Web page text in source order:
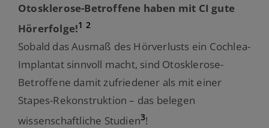
Otosklerose-Betroffene haben mit CI gute
Hörerfolge!1 2
Sobald das Ausmaß des Hörverlusts ein Cochlea-
Implantat sinnvoll macht, sind Otosklerose-
Betroffene damit zufriedener als mit einer
Stapes-Rekonstruktion – das belegen
wissenschaftliche Studien3!